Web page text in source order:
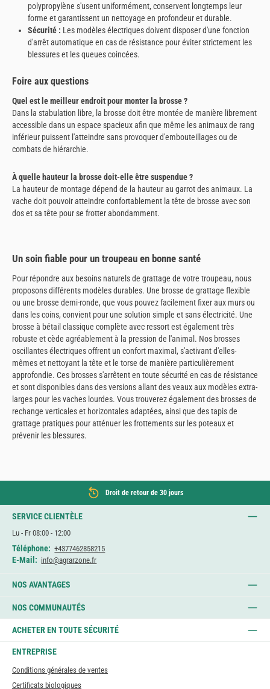
polypropylène s'usent uniformément, conservent longtemps leur
forme et garantissent un nettoyage en profondeur et durable.
Sécurité : Les modèles électriques doivent disposer d'une fonction
d'arrêt automatique en cas de résistance pour éviter strictement les
blessures et les queues coincées.
Foire aux questions
Quel est le meilleur endroit pour monter la brosse ?
Dans la stabulation libre, la brosse doit être montée de manière librement
accessible dans un espace spacieux afin que même les animaux de rang
inférieur puissent l'atteindre sans provoquer d'embouteillages ou de
combats de hiérarchie.
À quelle hauteur la brosse doit-elle être suspendue ?
La hauteur de montage dépend de la hauteur au garrot des animaux. La
vache doit pouvoir atteindre confortablement la tête de brosse avec son
dos et sa tête pour se frotter abondamment.
Un soin fiable pour un troupeau en bonne santé
Pour répondre aux besoins naturels de grattage de votre troupeau, nous
proposons différents modèles durables. Une brosse de grattage flexible
ou une brosse demi-ronde, que vous pouvez facilement fixer aux murs ou
dans les coins, convient pour une solution simple et sans électricité. Une
brosse à bétail classique complète avec ressort est également très
robuste et cède agréablement à la pression de l'animal. Nos brosses
oscillantes électriques offrent un confort maximal, s'activant d'elles-
mêmes et nettoyant la tête et le torse de manière particulièrement
approfondie. Ces brosses s'arrêtent en toute sécurité en cas de résistance
et sont disponibles dans des versions allant des veaux aux modèles extra-
larges pour les vaches lourdes. Vous trouverez également des brosses de
rechange verticales et horizontales adaptées, ainsi que des tapis de
grattage pratiques pour atténuer les frottements sur les poteaux et
prévenir les blessures.
Droit de retour de 30 jours
SERVICE CLIENTÈLE
Lu - Fr 08:00 - 12:00
Téléphone: +4377462858215
E-Mail: info@agrarzone.fr
NOS AVANTAGES
NOS COMMUNAUTÉS
ACHETER EN TOUTE SÉCURITÉ
ENTREPRISE
Conditions générales de ventes
Certificats biologiques